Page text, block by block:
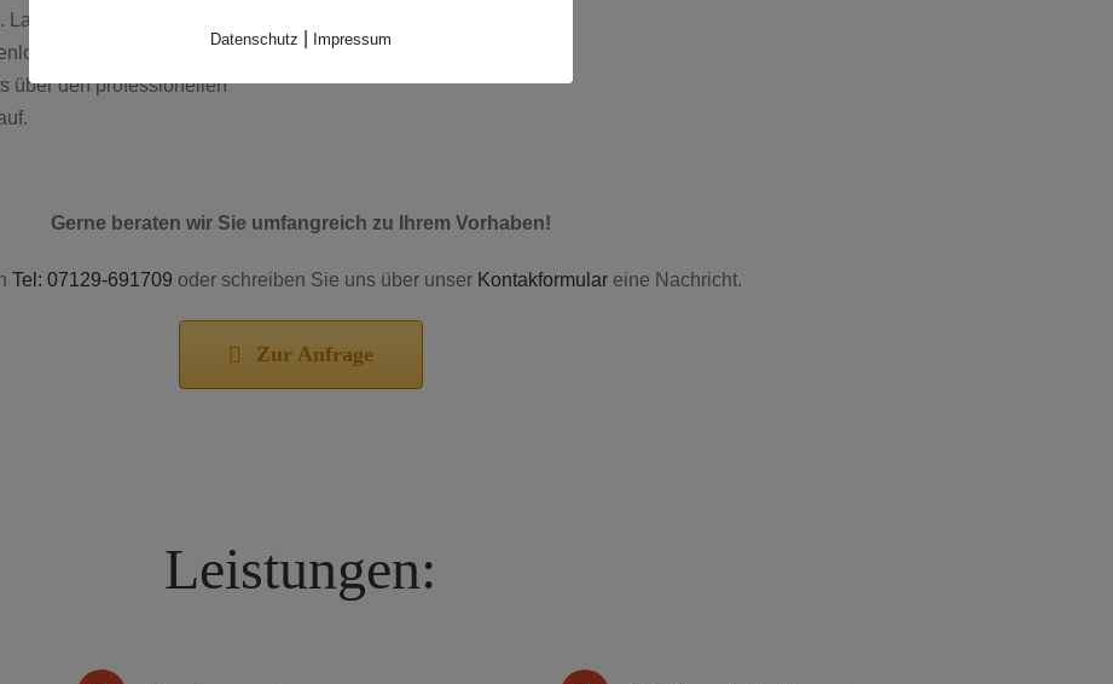
Sie die Erfahrung von
Boden genießen – von
über den professionellen
Gerne beraten wir Sie umfangreich zu Ihrem Vorhaben!
Tel: 07129-691709 oder schreiben Sie uns über unser Kontakformular eine Nachricht.
Zur Anfrage
Leistungen:
Datenschutz Impressum